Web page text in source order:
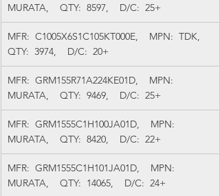
MURATA,    QTY:  8597,    D/C:  25+
MFR:  C1005X6S1C105KT000E,    MPN:  TDK,
QTY:  3974,    D/C:  20+
MFR:  GRM155R71A224KE01D,    MPN:
MURATA,    QTY:  9469,    D/C:  25+
MFR:  GRM1555C1H100JA01D,    MPN:
MURATA,    QTY:  8420,    D/C:  22+
MFR:  GRM1555C1H101JA01D,    MPN:
MURATA,    QTY:  14065,    D/C:  24+